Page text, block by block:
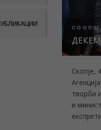
Скопје,
творби
и